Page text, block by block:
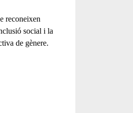
reconeixen
social i la
de gènere.